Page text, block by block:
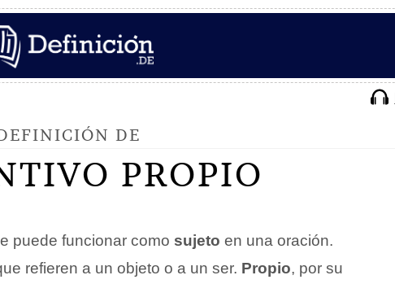
DE
PROPIO
puede funcionar como sujeto en una oración.
refieren a un objeto o a un ser. Propio, por su